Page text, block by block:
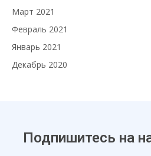
Март 2021
Февраль 2021
Январь 2021
Декабрь 2020
Подпишитесь на